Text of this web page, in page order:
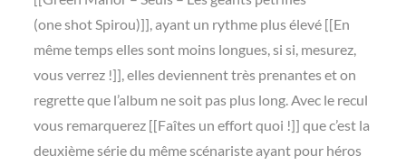
(one shot Spirou)]], ayant un rythme plus élevé [[En
même temps elles sont moins longues, si si, mesurez,
vous verrez !]], elles deviennent très prenantes et on
regrette que l’album ne soit pas plus long. Avec le recul
vous remarquerez [[Faîtes un effort quoi !]] que c’est la
deuxième série du même scénariste ayant pour héros